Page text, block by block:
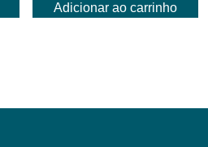
Adicionar ao carrinho